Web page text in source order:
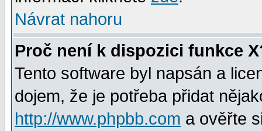
Návrat nahoru
Proč není k dispozici funkce
Tento software byl napsán a
dojem, že je potřeba přidat
http://www.phpbb.com a ověřte